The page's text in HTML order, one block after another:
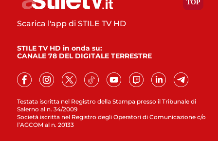
Testata iscritta nel Registro della Stampa presso il Tribunale di
Salerno al n. 34/2009
Società iscritta nel Registro degli Operatori di Comunicazione c/o
l’AGCOM al n. 20133
Scarica l'app di STILE TV HD
STILE TV HD in onda su:
CANALE 78 DEL DIGITALE TERRESTRE